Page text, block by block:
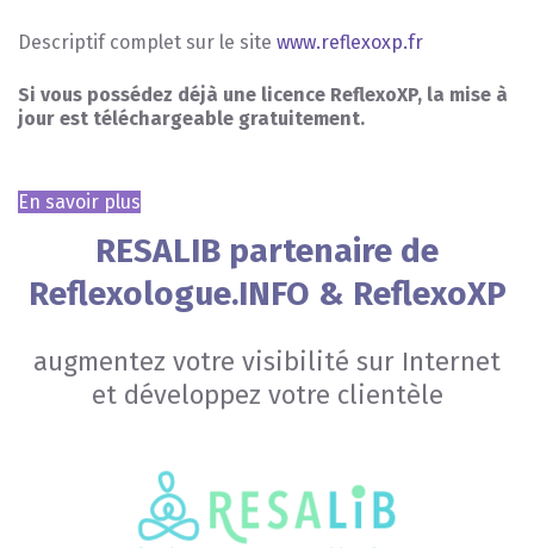
Descriptif complet sur le site www.reflexoxp.fr
Si vous possédez déjà une licence ReflexoXP, la mise à
jour est téléchargeable gratuitement.
En savoir plus
RESALIB partenaire de
Reflexologue.INFO & ReflexoXP
augmentez votre visibilité sur Internet
et développez votre clientèle